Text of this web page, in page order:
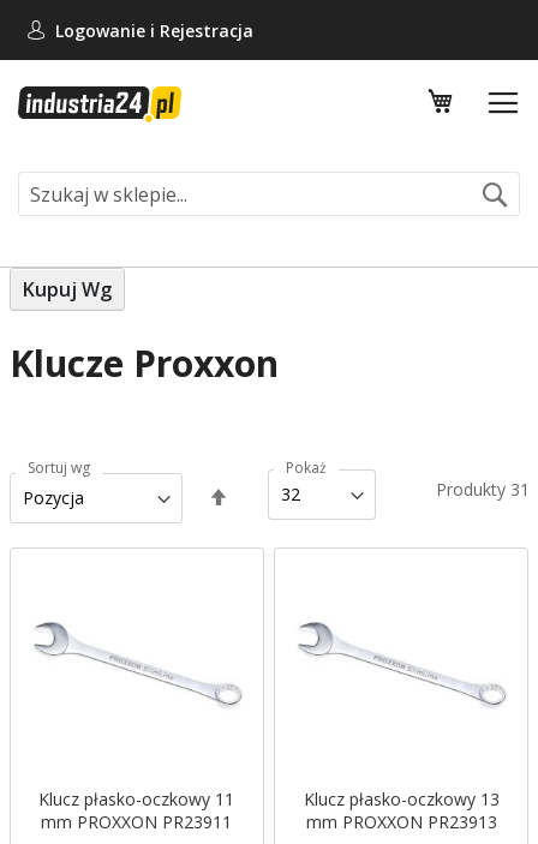
Logowanie i Rejestracja
Mój
Klucze Proxxon
Produkty 31
Sortuj wg
kierunek
malejący
Pokaż
Klucz płasko-oczkowy 11
mm PROXXON PR23911
Klucz płasko-oczkowy 13
mm PROXXON PR23913
Kupuj Wg